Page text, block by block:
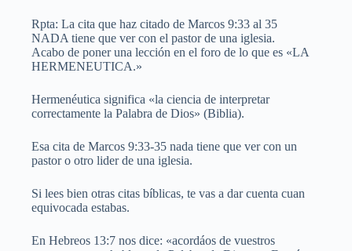
Rpta: La cita que haz citado de Marcos 9:33 al 35
NADA tiene que ver con el pastor de una iglesia.
Acabo de poner una lección en el foro de lo que es «LA
HERMENEUTICA.»
Hermenéutica significa «la ciencia de interpretar
correctamente la Palabra de Dios» (Biblia).
Esa cita de Marcos 9:33-35 nada tiene que ver con un
pastor o otro lider de una iglesia.
Si lees bien otras citas bíblicas, te vas a dar cuenta cuan
equivocada estabas.
En Hebreos 13:7 nos dice: «acordáos de vuestros